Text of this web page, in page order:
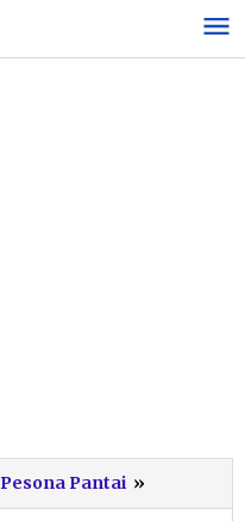
Pesona Pantai »